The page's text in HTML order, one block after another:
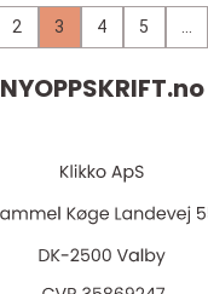
2 3 4 5
NYOPPSKRIFT.no